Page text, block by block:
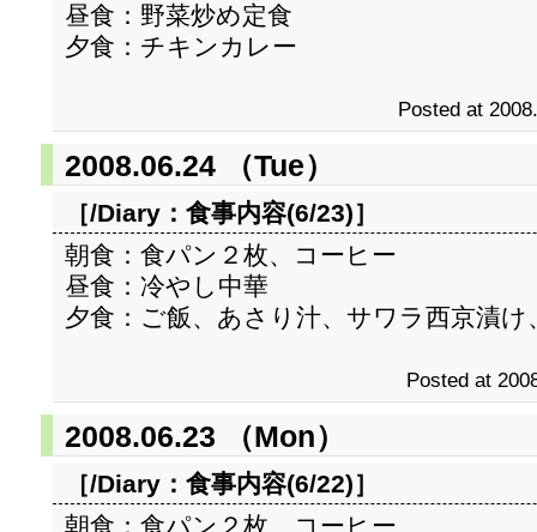
昼食：野菜炒め定食
夕食：チキンカレー
Posted at
2008.06.24 （Tue）
［/Diary： 食事内容(6/23)］
朝食：食パン２枚、コーヒー
昼食：冷やし中華
夕食：ご飯、あさり汁、サワラ西京漬
Posted at
2008.06.23 （Mon）
［/Diary： 食事内容(6/22)］
朝食：食パン２枚、コーヒー